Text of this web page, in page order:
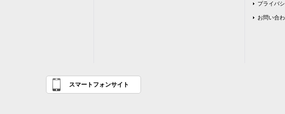
プライバ
お問い合
スマートフォンサイト